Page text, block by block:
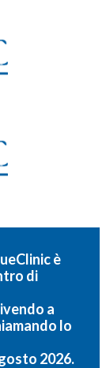
è
di
a
lo
2026.